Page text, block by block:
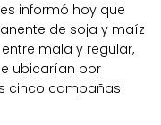
informó hoy que
de soja y maíz
mala y regular,
ubicarían por
cinco campañas